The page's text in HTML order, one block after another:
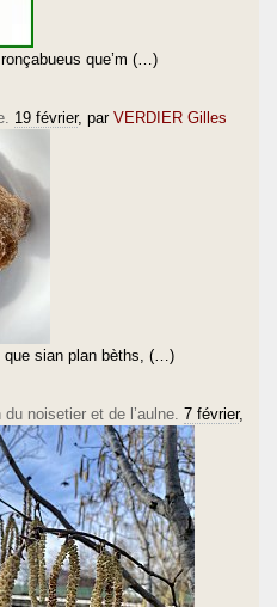
que’m (…)
19 février, par VERDIER Gilles
que sian plan bèths, (…)
noisetier et de l’aulne. 7 février,